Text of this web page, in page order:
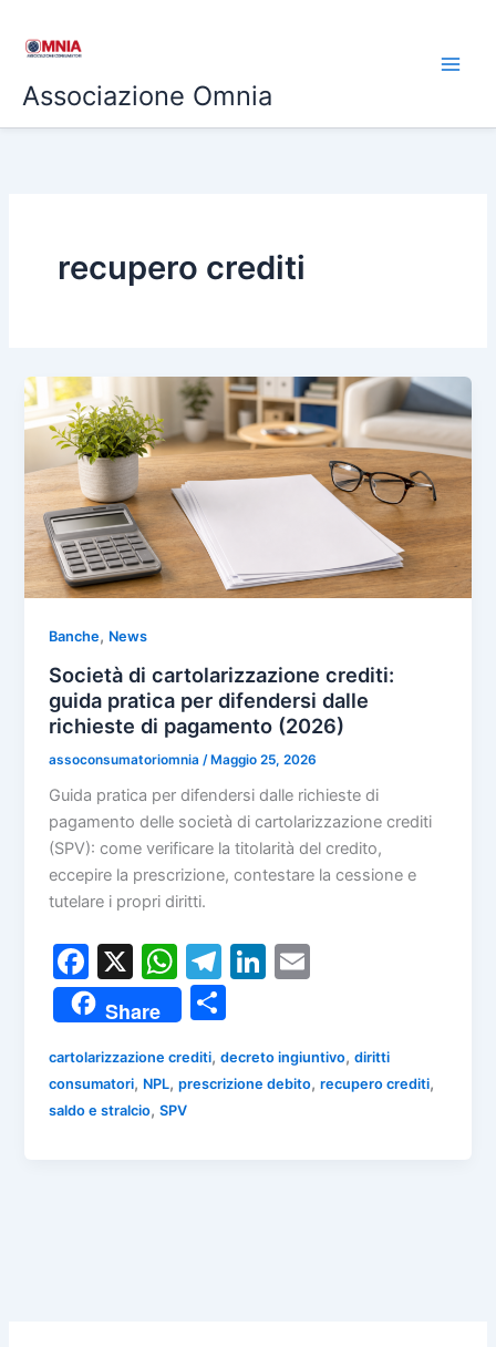
Associazione Omnia
recupero crediti
Banche, News
Società di cartolarizzazione crediti:
guida pratica per difendersi dalle
richieste di pagamento (2026)
assoconsumatoriomnia /Maggio 25, 2026
Guida pratica per difendersi dalle richieste di
pagamento delle società di cartolarizzazione crediti
(SPV): come verificare la titolarità del credito,
eccepire la prescrizione, contestare la cessione e
tutelare i propri diritti.
F
a
c
e
b
X
W
h
at
s
A
T
el
e
gr
a
Li
e
dI
l
Share
n
cartolarizzazione crediti,decreto ingiuntivo,diritti
consumatori, NPL,prescrizione debito,recupero crediti,
saldo e stralcio,SPV